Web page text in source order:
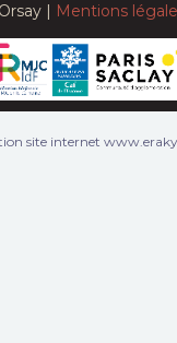
| Mentions
site internet